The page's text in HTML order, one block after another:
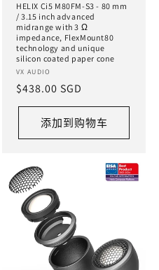
HELIX Ci5 M80FM-S3 - 80 mm
/ 3.15 inch advanced
midrange with 3 Ω
impedance, FlexMount80
technology and unique
silicon coated paper cone
厂
商：
VX AUDIO
常
规
格
$438.00 SGD
添加到购物车